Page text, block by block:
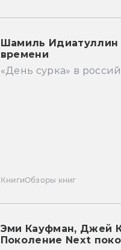
Шамиль Идиатуллин
времени
«День сурка» в
КнигиОбзоры книг
Эми Кауфман, Джей
Поколение Next